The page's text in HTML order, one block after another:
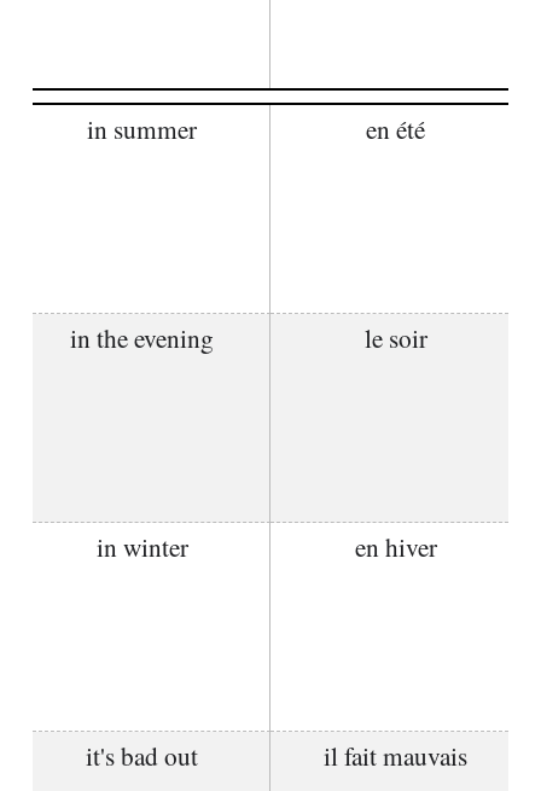
in summer en été
in the evening le soir
in winter en hiver
it's bad out il fait mauvais